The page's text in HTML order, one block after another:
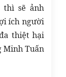
thì sẽ ảnh
ích người
thiệt hại
Minh Tuấn